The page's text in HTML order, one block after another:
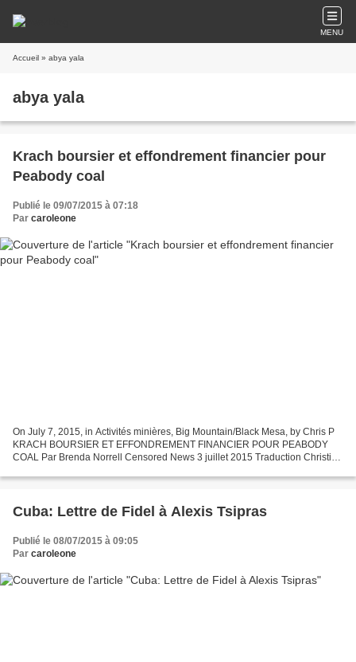
MENU
Accueil » abya yala
abya yala
Krach boursier et effondrement financier pour
Peabody coal
Publié le 09/07/2015 à 07:18
Par caroleone
On July 7, 2015, in Activités minières, Big Mountain/Black Mesa, by Chris P
KRACH BOURSIER ET EFFONDREMENT FINANCIER POUR PEABODY
COAL Par Brenda Norrell Censored News 3 juillet 2015 Traduction Christine
Cuba: Lettre de Fidel à Alexis Tsipras
Publié le 08/07/2015 à 09:05
Par caroleone